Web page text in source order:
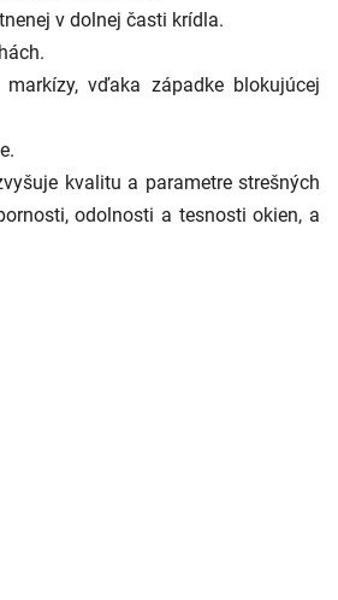
v dolnej časti krídla.
vďaka západke blokujúcej
kvalitu a parametre strešných
odolnosti a tesnosti okien, a